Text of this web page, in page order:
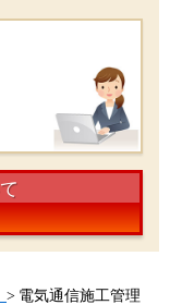
> 電気通信施工管理